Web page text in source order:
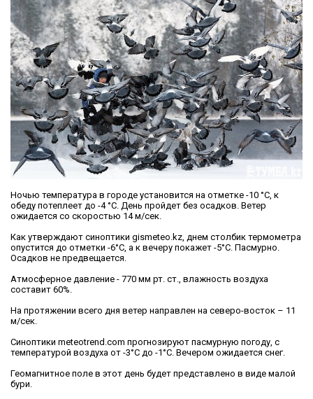
Ночью температура в городе установится на отметке -10 °C, к
обеду потеплеет до -4 °C. День пройдет без осадков. Ветер
ожидается со скоростью 14 м/сек.
Как утверждают синоптики gismeteo.kz, днем столбик термометра
опустится до отметки -6°С, а к вечеру покажет -5°С. Пасмурно.
Осадков не предвещается.
Атмосферное давление - 770 мм рт. ст., влажность воздуха
составит 60%.
На протяжении всего дня ветер направлен на северо-восток – 11
м/сек.
Синоптики meteotrend.com прогнозируют пасмурную погоду, с
температурой воздуха от -3°C до -1°C. Вечером ожидается снег.
Геомагнитное поле в этот день будет представлено в виде малой
бури.